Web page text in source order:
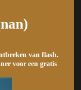
van flash.
voor een gratis